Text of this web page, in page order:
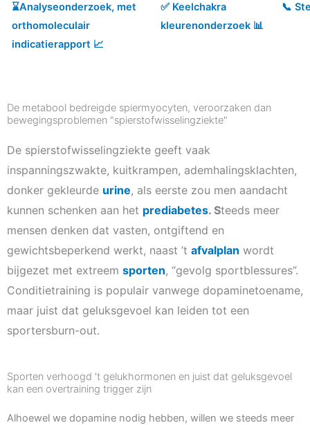
⌛️Analyseonderzoek, met
orthomoleculair
indicatierapport 📈
✅ Keelchakra
kleurenonderzoek 📊
📞
De metabool bedreigde spiermyocyten, veroorzaken dan
bewegingsproblemen "spierstofwisselingziekte"
De spierstofwisselingziekte geeft vaak
inspanningszwakte, kuitkrampen, ademhalingsklachten,
donker gekleurde urine, als eerste zou men aandacht
kunnen schenken aan het prediabetes. Steeds meer
mensen denken dat vasten, ontgiftend en
gewichtsbeperkend werkt, naast ’t afvalplan wordt
bijgezet met extreem sporten, “gevolg sportblessures”.
Conditietraining is populair vanwege dopaminetoename,
maar juist dat geluksgevoel kan leiden tot een
sportersburn-out.
Sporten verhoogd 't gelukhormonen en juist dat geluksgevoel
kan een overtraining trigger zijn
Alhoewel we dopamine nodig hebben, willen we steeds meer